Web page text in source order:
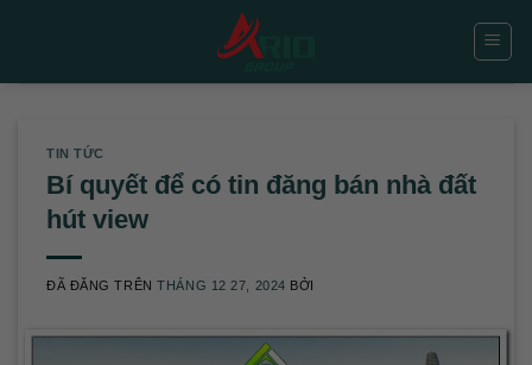
TIN TỨC
Bí quyết để có tin đăng bán nhà đất
hút view
ĐÃ ĐĂNG TRÊNTHÁNG 12 27, 2024 BỞI